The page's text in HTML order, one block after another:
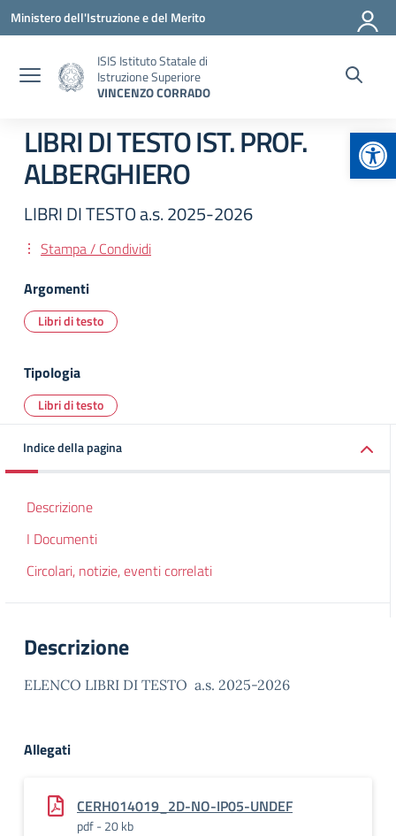
Vai ai contenuti
Vai al menu di navigazione
Vai al footer
Ministero dell'Istruzione e del Merito
ISIS Istituto Statale di
Istruzione Superiore
VINCENZO CORRADO
LIBRI DI TESTO IST. PROF.
ALBERGHIERO
LIBRI DI TESTO a.s. 2025-2026
Stampa / Condividi
Argomenti
Libri di testo
Tipologia
Libri di testo
Indice della pagina
Descrizione
I Documenti
Circolari, notizie, eventi correlati
Descrizione
ELENCO LIBRI DI TESTO a.s. 2025-2026
Allegati
CERH014019_2D-NO-IP05-UNDEF
pdf - 20 kb